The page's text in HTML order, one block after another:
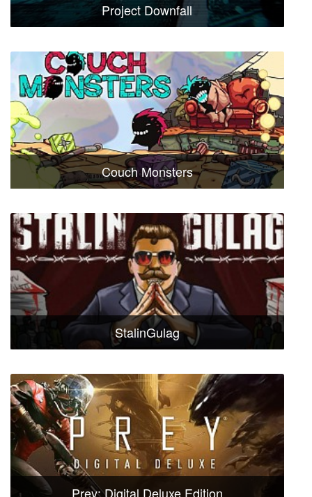
Project Downfall
Couch Monsters
StalinGulag
Prey: Digital Deluxe Edition